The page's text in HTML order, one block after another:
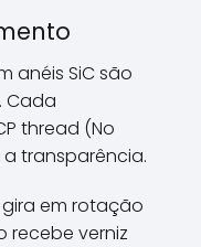
anéis SiC são
Cada
thread (No
transparência.
em rotação
recebe verniz